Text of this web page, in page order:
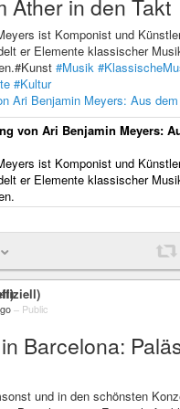
Äther in den Takt
ist Komponist und
er Elemente klassischer
#Musik
#Kultur
Ari Benjamin Meyers: Aus
von Ari Benjamin Meyers:
ist Komponist und
er Elemente klassischer
– Public
Barcelona:
und in den schönsten